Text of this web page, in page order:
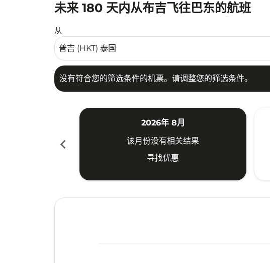
未来 180 天内从布吉飞往巴东的航班
从
没有符合您的筛选条件的机票。请调整您的筛选条件。
没有符合您的筛选条件的机票。请调整您的筛选条件。
chevron_left
2026年 8月
该月份没有相关结果
寻找优惠